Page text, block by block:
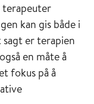
terapeuter
kan gis både i
er terapien
en måte å
fokus på å